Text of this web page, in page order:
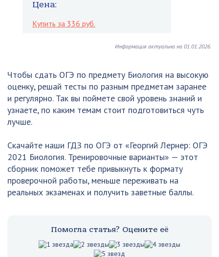
Цена:
Купить за 336 руб.
Информация актуальна на 01.01.2026.
Чтобы сдать ОГЭ по предмету Биология на высокую
оценку, решай тесты по разным предметам заранее
и регулярно. Так вы поймете свой уровень знаний и
узнаете, по каким темам стоит подготовиться чуть
лучше.
Скачайте наши ГДЗ по ОГЭ от «Георгий Лернер: ОГЭ
2021 Биология. Тренировочные варианты» — этот
сборник поможет тебе привыкнуть к формату
проверочной работы, меньше переживать на
реальных экзаменах и получить заветные баллы.
Помогла статья? Оцените её